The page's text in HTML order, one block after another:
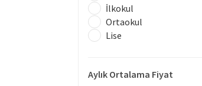
İlkokul
Ortaokul
Lise
Aylık Ortalama Fiyat